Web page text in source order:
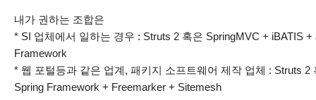
내가 권하는 조합은
* SI 업체에서 일하는 경우 : Struts 2 혹은 SpringMVC + iBATIS
Framework
* 웹 포털등과 같은 업계, 패키지 소프트웨어 제작 업체 : Struts
Spring Framework + Freemarker + Sitemesh